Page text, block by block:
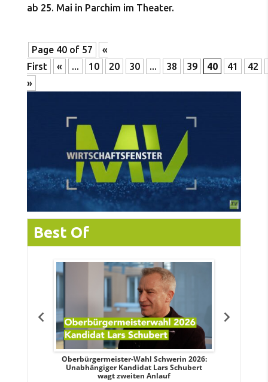
ab 25. Mai in Parchim im Theater.
Page 40 of 57
«
First
« ... 10 20 30 ... 38 39 40 41 42
»
Best Of
Oberbürgermeister-Wahl Schwerin 2026:
Unabhängiger Kandidat Lars Schubert
wagt zweiten Anlauf